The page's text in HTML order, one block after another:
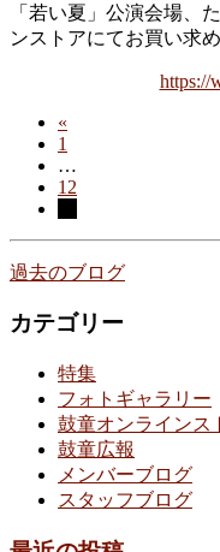
「若い夏」公演会場、
ンストアにてお買い求
https://
ビ
ゲ
ー
«
ペ
ー
ジ
1
…
ペ
ジ
12
過去のブログ
カテゴリー
特集
フォトギャラリー
鼓童オンラインス
鼓童広報
メンバーブログ
スタッフブログ